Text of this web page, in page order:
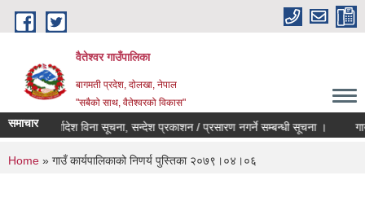
Skip to main content
वैतेश्वर गाउँपालिका
बागमती प्रदेश, दाेलखा, नेपाल
"सबैको साथ, वैतेश्वरको विकास"
समाचार
र कार्यादेश विना सूचना, सन्देश प्रकाशन / प्रसारण नगर्ने सम्बन्धी सूचना । गाउँ
You are here
Home » गाउँ कार्यपालिकाको निणर्य पुस्तिका २०७९।०४।०६